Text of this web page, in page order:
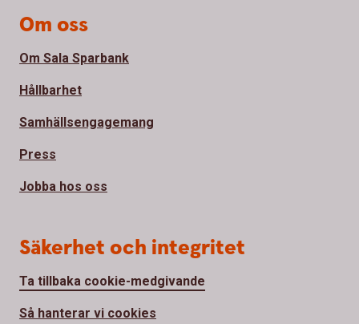
Om oss
Om Sala Sparbank
Hållbarhet
Samhällsengagemang
Press
Jobba hos oss
Säkerhet och integritet
Ta tillbaka cookie-medgivande
Så hanterar vi cookies